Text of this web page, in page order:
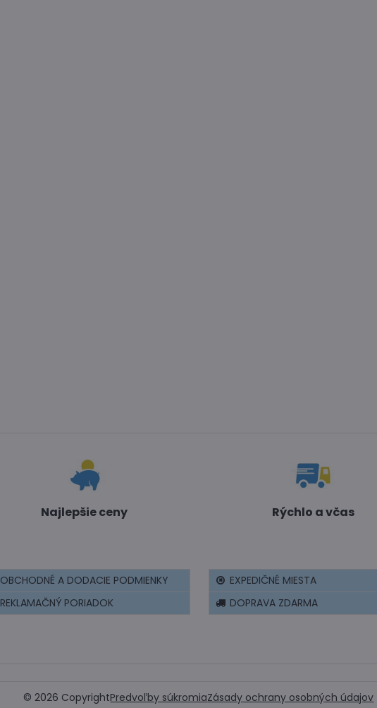
Najlepšie ceny Rýchlo a včas
OBCHODNÉ A DODACIE PODMIENKY
REKLAMAČNÝ PORIADOK
EXPEDIČNÉ MIESTA
DOPRAVA ZDARMA
© 2026 CopyrightPredvoľby súkromiaZásady ochrany osobných údajov